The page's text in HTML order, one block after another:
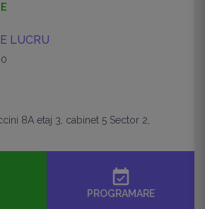
LUCRU
8A etaj 3, cabinet 5 Sector 2,
event_available
PROGRAMARE